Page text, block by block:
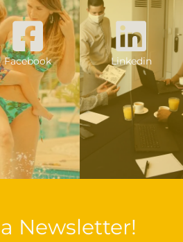
Facebook Linkedin
Newsletter!